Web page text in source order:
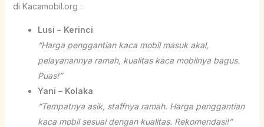
di Kacamobil.org :
Lusi – Kerinci
“Harga penggantian kaca mobil masuk akal,
pelayanannya ramah, kualitas kaca mobilnya bagus.
Puas!”
Yani – Kolaka
“Tempatnya asik, staffnya ramah. Harga penggantian
kaca mobil sesuai dengan kualitas. Rekomendasi!”